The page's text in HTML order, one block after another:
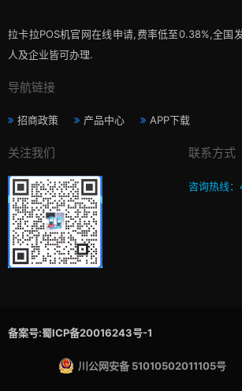
拉卡拉POS机官网在线申请,费率低至0.38%,全国
人及企业皆可办理.
导航链接
招商政策 产品中心 APP下载
关注我们 联系方式
咨询热线
备案号:蜀ICP备20016243号-1
川公网安备 51010502011105号